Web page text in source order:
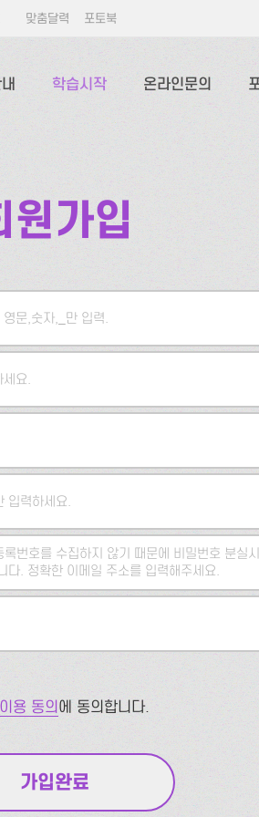
맞춤달력 포토북
학습시작 온라인문의
원가입
문,숫자,_만 입력.
요.
세요.
입력하세요.
록번호를 수집하지 않기 때문에 비밀번호 분실
다. 정확한 이메일 주소를 입력해주세요.
용 동의에 동의합니다.